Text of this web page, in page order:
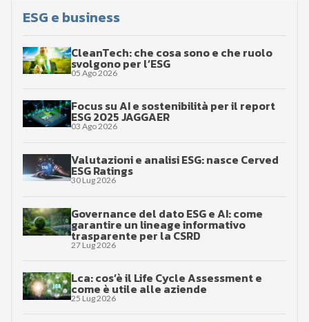
ESG e business
CleanTech: che cosa sono e che ruolo
svolgono per l’ESG
05 Ago 2026
Focus su AI e sostenibilità per il report
ESG 2025 JAGGAER
03 Ago 2026
Valutazioni e analisi ESG: nasce Cerved
ESG Ratings
30 Lug 2026
Governance del dato ESG e AI: come
garantire un lineage informativo
trasparente per la CSRD
27 Lug 2026
Lca: cos’è il Life Cycle Assessment e
come è utile alle aziende
25 Lug 2026